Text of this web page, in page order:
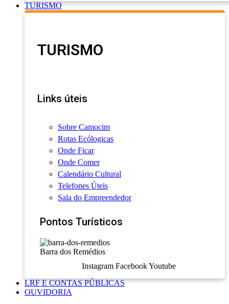
TURISMO
TURISMO
Links úteis
Sobre Camocim
Rotas Ecólogicas
Onde Ficar
Onde Comer
Calendário Cultural
Telefones Úteis
Sala do Empreendedor
Pontos Turísticos
Barra dos Remédios
Instagram Facebook Youtube
LRF E CONTAS PÚBLICAS
OUVIDORIA